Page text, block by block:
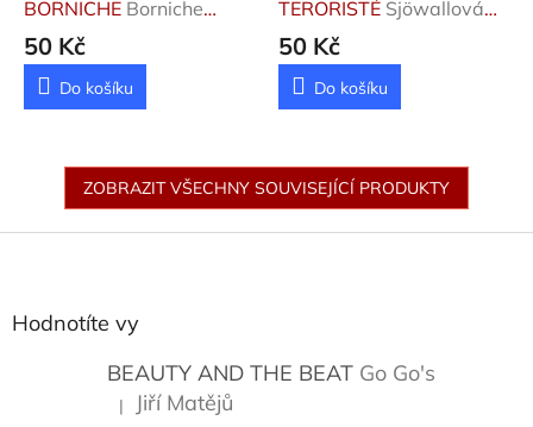
BORNICHE Borniche
Roger
50 Kč
Do košíku
TERORISTÉ Sjöwallová
Maj, Wahloo Per
50 Kč
Do košíku
ZOBRAZIT VŠECHNY SOUVISEJÍCÍ PRODUKTY
Hodnotíte vy
BEAUTY AND THE BEAT Go Go's
Hodnocení produktu je 5 z 5 hvězdiček.
| Jiří Matějů